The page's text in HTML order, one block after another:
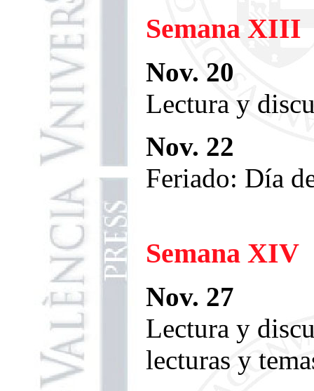
Semana XIII
Nov. 20
Lectura y
Nov. 22
Feriado: Día
Semana XIV
Nov. 27
Lectura y
lecturas y